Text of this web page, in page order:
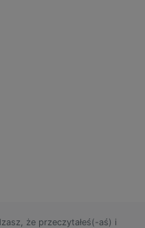
że przeczytałeś(-aś) i